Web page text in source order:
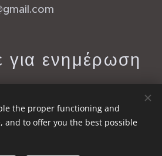
για ενημέρωση
the proper functioning and
and to offer you the best possible